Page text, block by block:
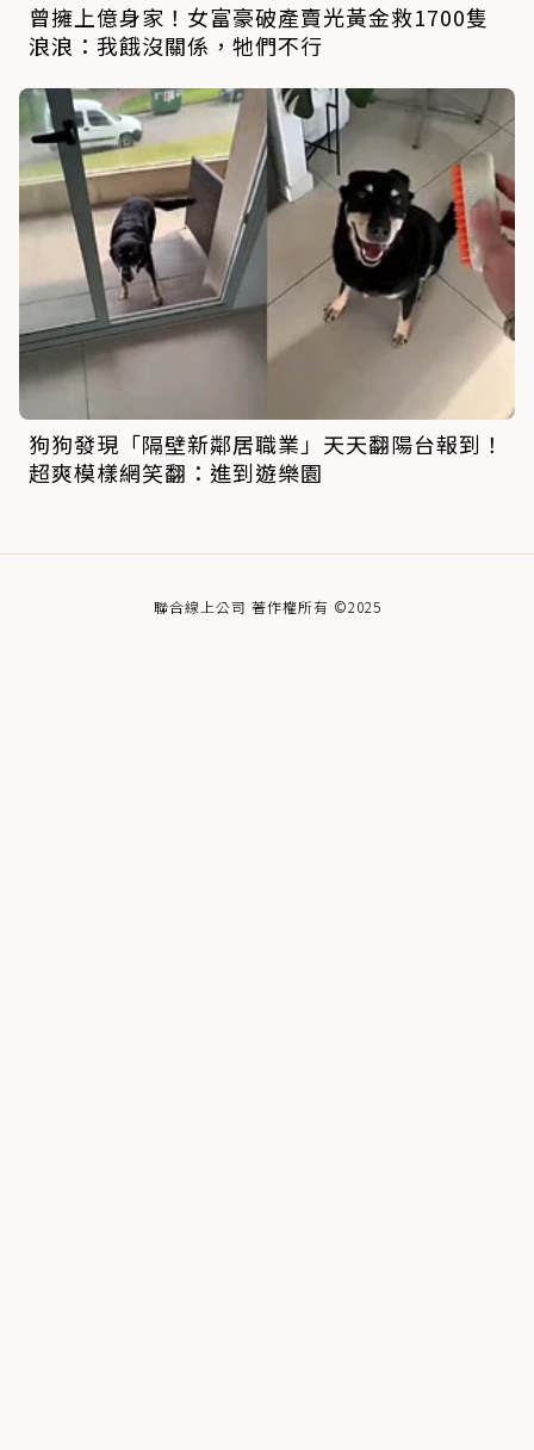
曾擁上億身家！女富豪破產賣光黃金救1700隻
浪浪：我餓沒關係，牠們不行
狗狗發現「隔壁新鄰居職業」天天翻陽台報到！
超爽模樣網笑翻：進到遊樂園
聯合線上公司 著作權所有 ©2025